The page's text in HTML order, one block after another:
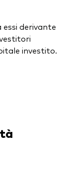
derivante
investito.